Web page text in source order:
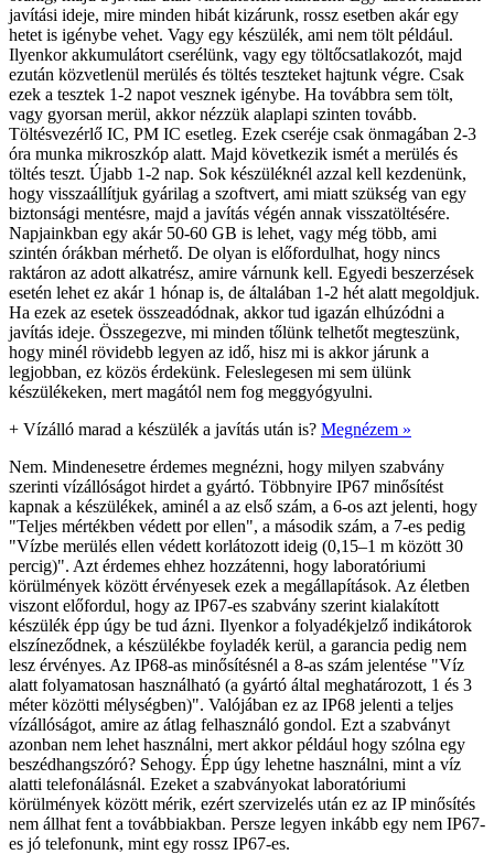
javítási ideje, mire minden hibát kizárunk, rossz esetben akár egy
hetet is igénybe vehet. Vagy egy készülék, ami nem tölt például.
Ilyenkor akkumulátort cserélünk, vagy egy töltőcsatlakozót, majd
ezután közvetlenül merülés és töltés teszteket hajtunk végre. Csak
ezek a tesztek 1-2 napot vesznek igénybe. Ha továbbra sem tölt,
vagy gyorsan merül, akkor nézzük alaplapi szinten tovább.
Töltésvezérlő IC, PM IC esetleg. Ezek cseréje csak önmagában 2-3
óra munka mikroszkóp alatt. Majd következik ismét a merülés és
töltés teszt. Újabb 1-2 nap. Sok készüléknél azzal kell kezdenünk,
hogy visszaállítjuk gyárilag a szoftvert, ami miatt szükség van egy
biztonsági mentésre, majd a javítás végén annak visszatöltésére.
Napjainkban egy akár 50-60 GB is lehet, vagy még több, ami
szintén órákban mérhető. De olyan is előfordulhat, hogy nincs
raktáron az adott alkatrész, amire várnunk kell. Egyedi beszerzések
esetén lehet ez akár 1 hónap is, de általában 1-2 hét alatt megoldjuk.
Ha ezek az esetek összeadódnak, akkor tud igazán elhúzódni a
javítás ideje. Összegezve, mi minden tőlünk telhetőt megteszünk,
hogy minél rövidebb legyen az idő, hisz mi is akkor járunk a
legjobban, ez közös érdekünk. Feleslegesen mi sem ülünk
készülékeken, mert magától nem fog meggyógyulni.
+ Vízálló marad a készülék a javítás után is? Megnézem »
Nem. Mindenesetre érdemes megnézni, hogy milyen szabvány
szerinti vízállóságot hirdet a gyártó. Többnyire IP67 minősítést
kapnak a készülékek, aminél a az első szám, a 6-os azt jelenti, hogy
"Teljes mértékben védett por ellen", a második szám, a 7-es pedig
"Vízbe merülés ellen védett korlátozott ideig (0,15–1 m között 30
percig)". Azt érdemes ehhez hozzátenni, hogy laboratóriumi
körülmények között érvényesek ezek a megállapítások. Az életben
viszont előfordul, hogy az IP67-es szabvány szerint kialakított
készülék épp úgy be tud ázni. Ilyenkor a folyadékjelző indikátorok
elszíneződnek, a készülékbe foyladék kerül, a garancia pedig nem
lesz érvényes. Az IP68-as minősítésnél a 8-as szám jelentése "Víz
alatt folyamatosan használható (a gyártó által meghatározott, 1 és 3
méter közötti mélységben)". Valójában ez az IP68 jelenti a teljes
vízállóságot, amire az átlag felhasználó gondol. Ezt a szabványt
azonban nem lehet használni, mert akkor például hogy szólna egy
beszédhangszóró? Sehogy. Épp úgy lehetne használni, mint a víz
alatti telefonálásnál. Ezeket a szabványokat laboratóriumi
körülmények között mérik, ezért szervizelés után ez az IP minősítés
nem állhat fent a továbbiakban. Persze legyen inkább egy nem IP67-
es jó telefonunk, mint egy rossz IP67-es.